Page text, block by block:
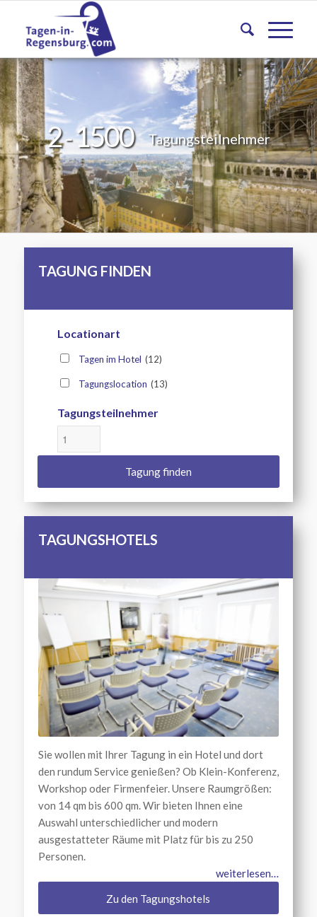
2-1500 Tagungsteilnehmer
TAGUNG FINDEN
Locationart
Tagen im Hotel (12)
Tagungslocation (13)
Tagungsteilnehmer
TAGUNGSHOTELS
Sie wollen mit Ihrer Tagung in ein Hotel und dort
den rundum Service genießen? Ob Klein-Konferenz,
Workshop oder Firmenfeier. Unsere Raumgrößen:
von 14 qm bis 600 qm. Wir bieten Ihnen eine
Auswahl unterschiedlicher und modern
ausgestatteter Räume mit Platz für bis zu 250
Personen.
weiterlesen…
Zu den Tagungshotels